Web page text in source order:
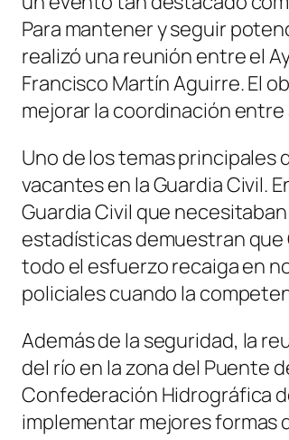
Para mantener y seguir
realizó una reunión entre el
Francisco Martín Aguirre. El
mejorar la coordinación
Uno de los temas principales
vacantes en la Guardia Civil.
Guardia Civil que
estadísticas demuestran que
todo el esfuerzo recaiga en
policiales cuando la
Además de la seguridad, la
del río en la zona del Puente
Confederación Hidrográfica
implementar mejores formas